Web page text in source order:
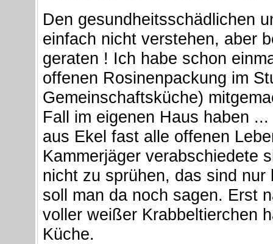
Den gesundheitsschädlichen
einfach nicht verstehen, aber
geraten ! Ich habe schon
offenen Rosinenpackung im
Gemeinschaftsküche)
Fall im eigenen Haus haben
aus Ekel fast alle offenen
Kammerjäger verabschiedete
nicht zu sprühen, das sind
soll man da noch sagen. Erst
voller weißer Krabbeltierchen
Küche.